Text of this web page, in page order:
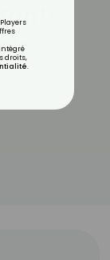
droits,
.